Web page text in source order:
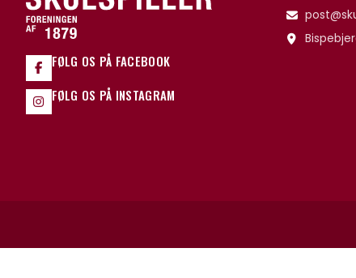
FØLG OS PÅ FACEBOOK
FØLG OS PÅ INSTAGRAM